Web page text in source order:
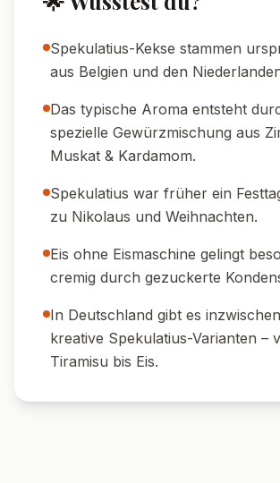
🍽️ Serviervorschläge
🎄 Als festliches Dessert:Mit
Karamellsauce und
servieren.
☕ Zu Kaffee & Tee:Passt
einer Tasse Espresso oder Chai
🍐 Mit Kompott:Birnen- oder
dazu reichen für eine fruchtige
🍷 Weinempfehlung:Ein gut
Süßwein (z. B. Moscato d’Asti)
frische Waffeln geben –